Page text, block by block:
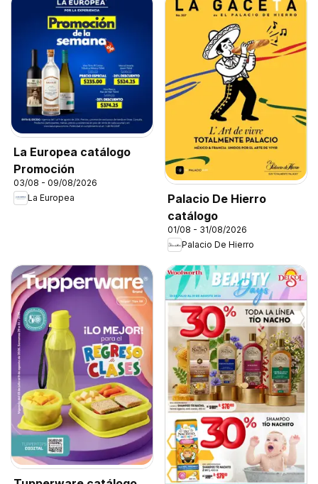
La Europea catálogo
Promoción
03/08 - 09/08/2026
La Europea
Palacio De Hierro
catálogo
01/08 - 31/08/2026
Palacio De Hierro